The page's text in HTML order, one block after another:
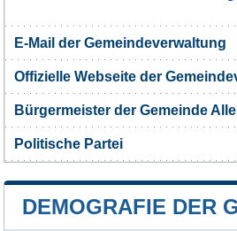
E-Mail der Gemeindeverwaltung
Offizielle Webseite der
Bürgermeister der Gemeinde
Politische Partei
DEMOGRAFIE DER